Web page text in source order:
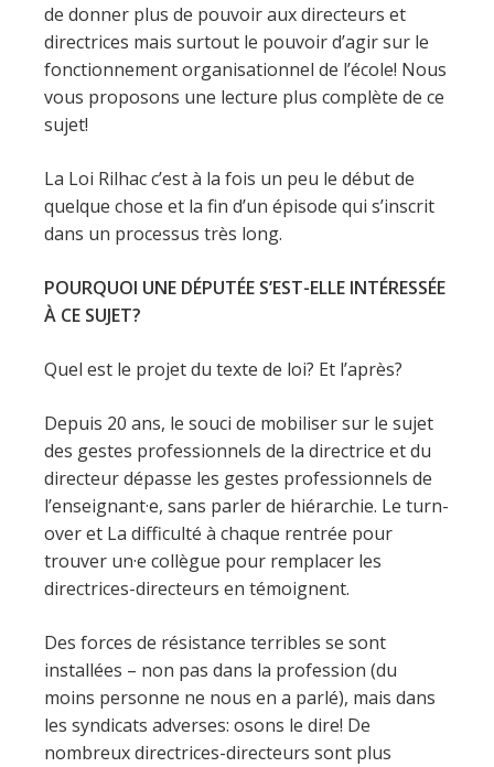
de donner plus de pouvoir aux directeurs et
directrices mais surtout le pouvoir d’agir sur le
fonctionnement organisationnel de l’école! Nous
vous proposons une lecture plus complète de ce
sujet!
La Loi Rilhac c’est à la fois un peu le début de
quelque chose et la fin d’un épisode qui s’inscrit
dans un processus très long.
POURQUOI UNE DÉPUTÉE S’EST-ELLE INTÉRESSÉE
À CE SUJET?
Quel est le projet du texte de loi? Et l’après?
Depuis 20 ans, le souci de mobiliser sur le sujet
des gestes professionnels de la directrice et du
directeur dépasse les gestes professionnels de
l’enseignant·e, sans parler de hiérarchie. Le turn-
over et La difficulté à chaque rentrée pour
trouver un·e collègue pour remplacer les
directrices-directeurs en témoignent.
Des forces de résistance terribles se sont
installées – non pas dans la profession (du
moins personne ne nous en a parlé), mais dans
les syndicats adverses: osons le dire! De
nombreux directrices-directeurs sont plus